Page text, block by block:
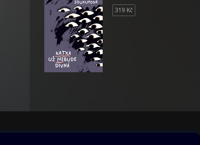
319 Kč